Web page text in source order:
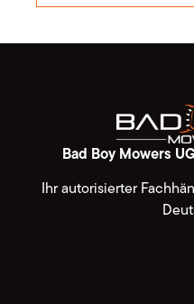
Bad Boy Mowers
Ihr autorisierter